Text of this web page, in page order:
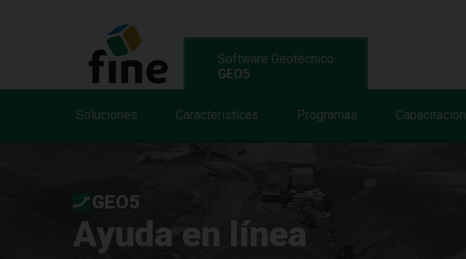
Software Geotécnico
GEO5
Soluciones Características Programas Capacitación
GEO5
Ayuda en línea